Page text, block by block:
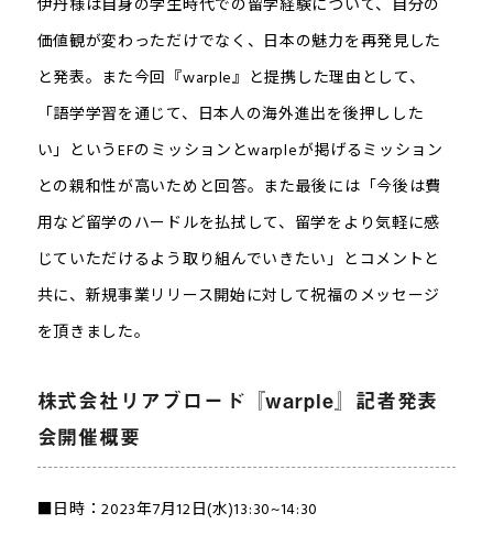
価値観が変わっただけでなく、日本の魅力を再発見した
と発表。また今回『warple』と提携した理由として、
「語学学習を通じて、日本人の海外進出を後押しした
い」というEFのミッションとwarpleが掲げるミッション
との親和性が高いためと回答。また最後には「今後は費
用など留学のハードルを払拭して、留学をより気軽に感
じていただけるよう取り組んでいきたい」とコメントと
共に、新規事業リリース開始に対して祝福のメッセージ
を頂きました。
株式会社リアブロード『warple』記者発表
会開催概要
■日時：2023年7月12日(水)13:30~14:30